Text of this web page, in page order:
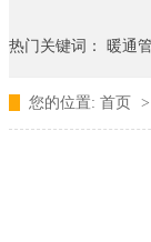
热门关键词： 暖通
您的位置: 首页 >